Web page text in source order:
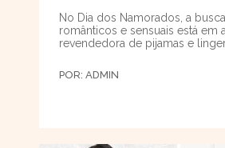
No Dia dos Namorados, a
românticos e sensuais está em
revendedora de pijamas e
POR: ADMIN